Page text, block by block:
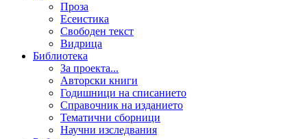
Проза
Есеистика
Свободен текст
Видрица
Библиотека
За проекта...
Авторски книги
Годишници на списанието
Справочник на изданието
Тематични сборници
Научни изследвания